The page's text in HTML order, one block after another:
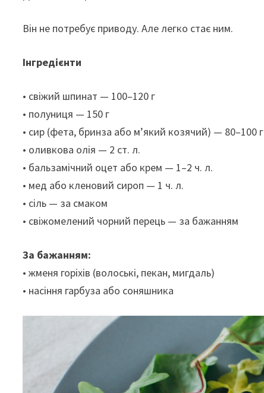
Він не потребує приводу. Але легко стає ним.
Інгредієнти
• свіжий шпинат — 100–120 г
• полуниця — 150 г
• сир (фета, бринза або м’який козячий) — 80–100 г
• оливкова олія — 2 ст. л.
• бальзамічний оцет або крем — 1–2 ч. л.
• мед або кленовий сироп — 1 ч. л.
• сіль — за смаком
• свіжомелений чорний перець — за бажанням
За бажанням:
• жменя горіхів (волоські, пекан, мигдаль)
• насіння гарбуза або соняшника